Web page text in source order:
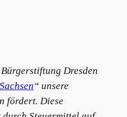
Dresden
“ unsere
fördert. Diese